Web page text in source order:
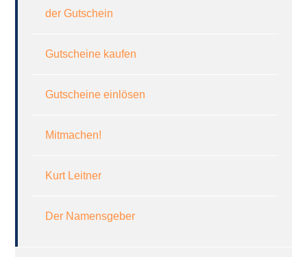
der Gutschein
Gutscheine kaufen
Gutscheine einlösen
Mitmachen!
Kurt Leitner
Der Namensgeber